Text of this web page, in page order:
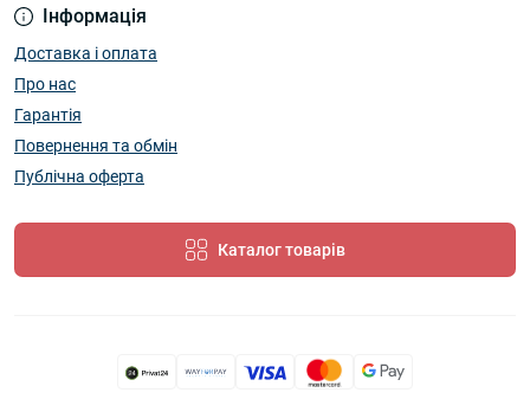
Інформація
Доставка і оплата
Про нас
Гарантія
Повернення та обмін
Публічна оферта
Каталог товарів